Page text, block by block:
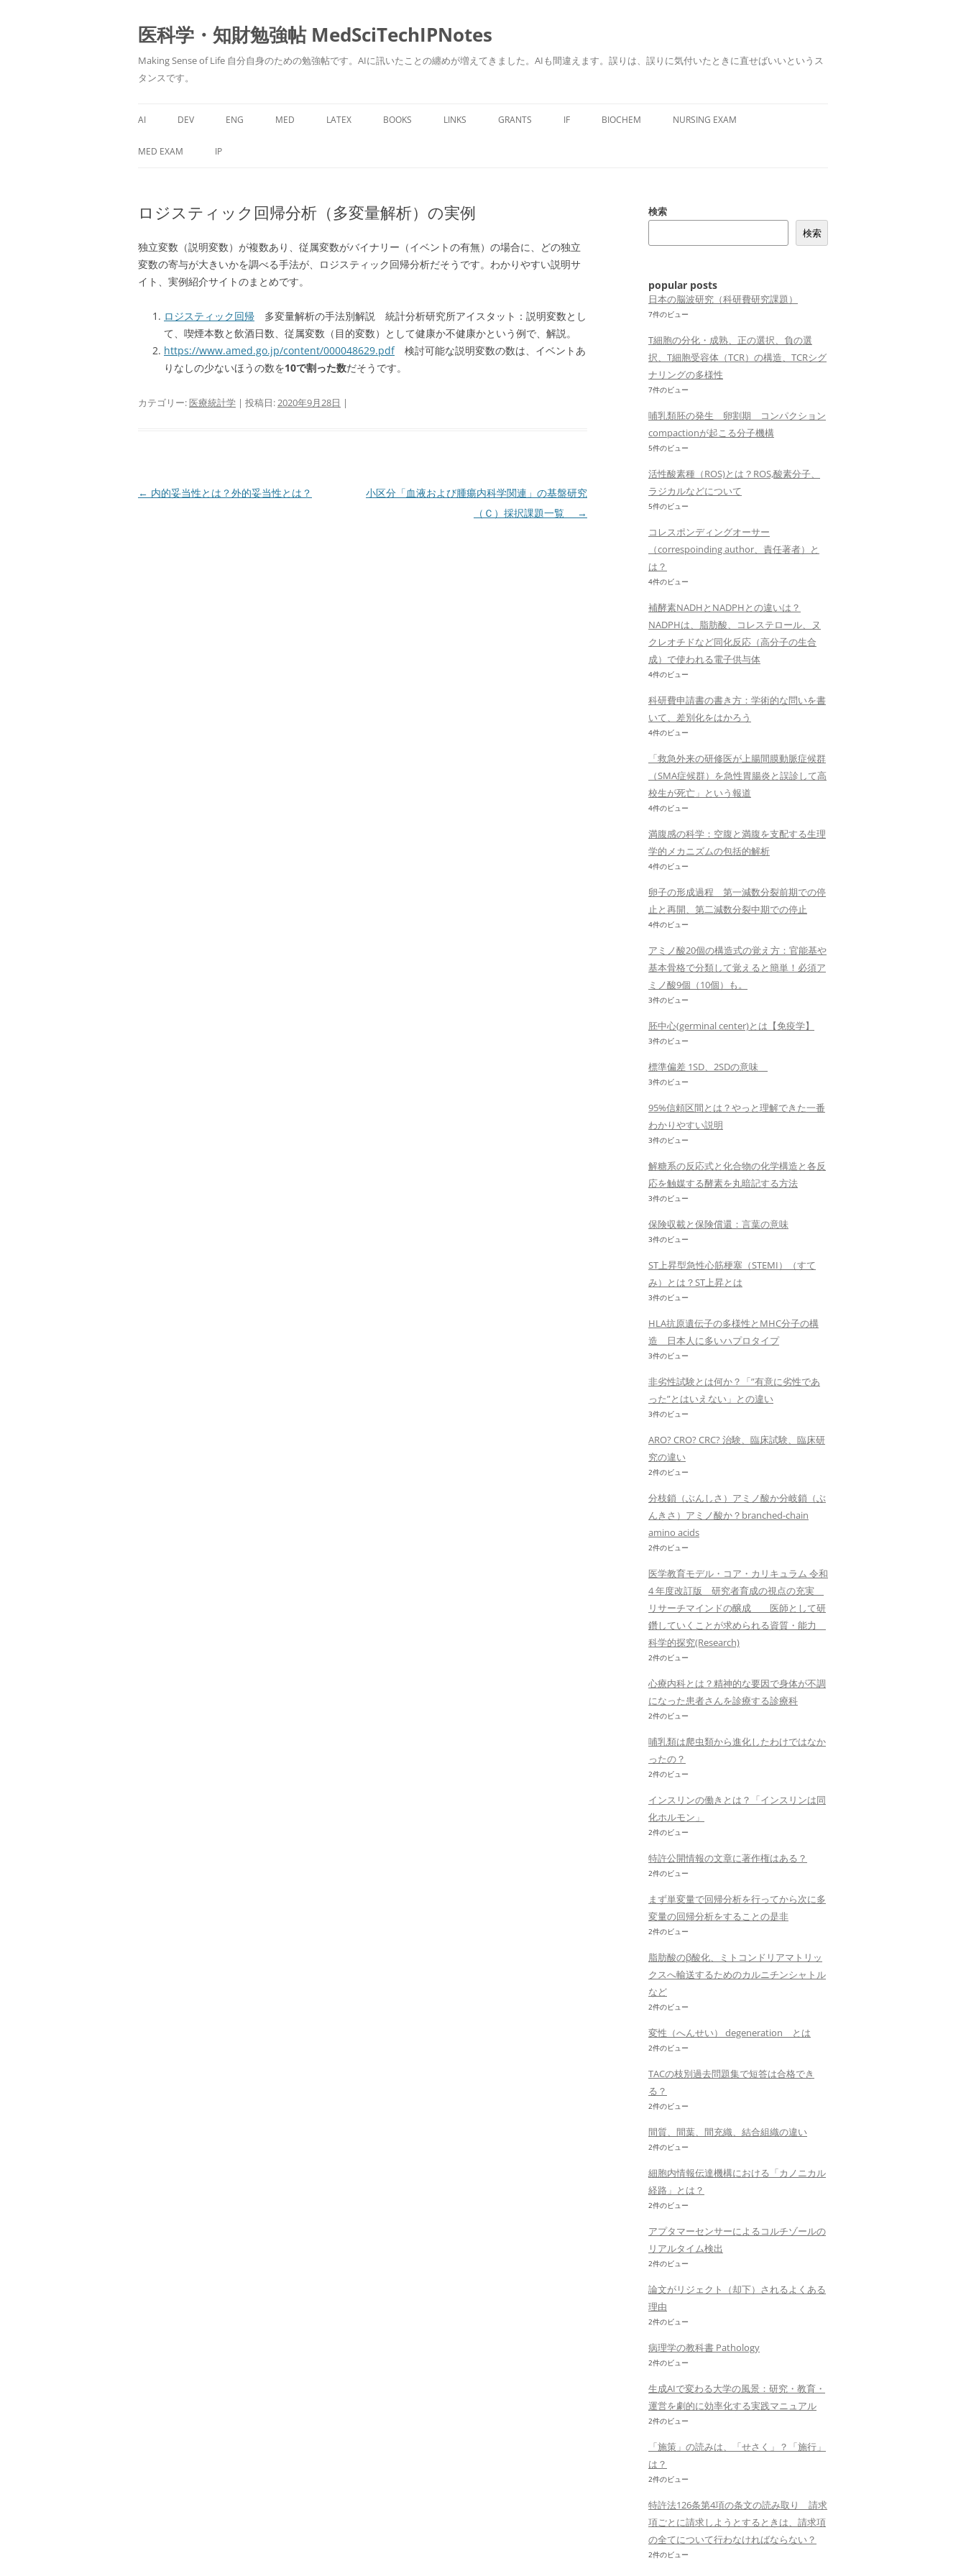
医科学・知財勉強帖 MedSciTechIPNotes
Making Sense of Life 自分自身のための勉強帖です。AIに訊いたことの纏めが増えてきました。AIも間違えます。誤りは、誤りに気付いたときに直せばいいというス
タンスです。
AI DEV ENG MED LATEX BOOKS LINKS GRANTS IF BIOCHEM NURSING EXAM
MED EXAM IP
ロジスティック回帰分析（多変量解析）の実例
独立変数（説明変数）が複数あり、従属変数がバイナリー（イベントの有無）の場合に、どの独立
変数の寄与が大きいかを調べる手法が、ロジスティック回帰分析だそうです。わかりやすい説明サ
イト、実例紹介サイトのまとめです。
ロジスティック回帰 多変量解析の手法別解説 統計分析研究所アイスタット：説明変数とし
て、喫煙本数と飲酒日数、従属変数（目的変数）として健康か不健康かという例で、解説。
https://www.amed.go.jp/content/000048629.pdf検討可能な説明変数の数は、イベントあ
りなしの少ないほうの数を10で割った数だそうです。
カテゴリー:医療統計学 | 投稿日:2020年9月28日 |
投
← 内的妥当性とは？外的妥当性とは？
小区分「血液および腫瘍内科学関連」の基盤研究
（Ｃ）採択課題一覧
→
検索
検索
popular posts
日本の脳波研究（科研費研究課題）
7件のビュー
T細胞の分化・成熟、正の選択、負の選
択、T細胞受容体（TCR）の構造、TCRシグ
ナリングの多様性
7件のビュー
哺乳類胚の発生 卵割期 コンパクション
compactionが起こる分子機構
5件のビュー
活性酸素種（ROS)とは？ROS,酸素分子、
ラジカルなどについて
5件のビュー
コレスポンディングオーサー
（correspoinding author、責任著者）と
は？
4件のビュー
補酵素NADHとNADPHとの違いは？
NADPHは、脂肪酸、コレステロール、ヌ
クレオチドなど同化反応（高分子の生合
成）で使われる電子供与体
4件のビュー
科研費申請書の書き方：学術的な問いを書
いて、差別化をはかろう
4件のビュー
「救急外来の研修医が上腸間膜動脈症候群
（SMA症候群）を急性胃腸炎と誤診して高
校生が死亡」という報道
4件のビュー
満腹感の科学：空腹と満腹を支配する生理
学的メカニズムの包括的解析
4件のビュー
卵子の形成過程 第一減数分裂前期での停
止と再開、第二減数分裂中期での停止
4件のビュー
アミノ酸20個の構造式の覚え方：官能基や
基本骨格で分類して覚えると簡単！必須ア
ミノ酸9個（10個）も。
3件のビュー
胚中心(germinal center)とは【免疫学】
3件のビュー
標準偏差 1SD、2SDの意味
3件のビュー
95%信頼区間とは？やっと理解できた一番
わかりやすい説明
3件のビュー
解糖系の反応式と化合物の化学構造と各反
応を触媒する酵素を丸暗記する方法
3件のビュー
保険収載と保険償還：言葉の意味
3件のビュー
ST上昇型急性心筋梗塞（STEMI）（すて
み）とは？ST上昇とは
3件のビュー
HLA抗原遺伝子の多様性とMHC分子の構
造 日本人に多いハプロタイプ
3件のビュー
非劣性試験とは何か？「”有意に劣性であ
った”とはいえない」との違い
3件のビュー
ARO? CRO? CRC? 治験、臨床試験、臨床研
究の違い
2件のビュー
分枝鎖（ぶんしさ）アミノ酸か分岐鎖（ぶ
んきさ）アミノ酸か？branched-chain
amino acids
2件のビュー
医学教育モデル・コア・カリキュラム 令和
4 年度改訂版 研究者育成の視点の充実
リサーチマインドの醸成 医師として研
鑽していくことが求められる資質・能力
科学的探究(Research)
2件のビュー
心療内科とは？精神的な要因で身体が不調
になった患者さんを診療する診療科
2件のビュー
哺乳類は爬虫類から進化したわけではなか
ったの？
2件のビュー
インスリンの働きとは？「インスリンは同
化ホルモン」
2件のビュー
特許公開情報の文章に著作権はある？
2件のビュー
まず単変量で回帰分析を行ってから次に多
変量の回帰分析をすることの是非
2件のビュー
脂肪酸のβ酸化、ミトコンドリアマトリッ
クスへ輸送するためのカルニチンシャトル
など
2件のビュー
変性（へんせい） degeneration とは
2件のビュー
TACの枝別過去問題集で短答は合格でき
る？
2件のビュー
間質、間葉、間充織、結合組織の違い
2件のビュー
細胞内情報伝達機構における「カノニカル
経路」とは？
2件のビュー
アプタマーセンサーによるコルチゾールの
リアルタイム検出
2件のビュー
論文がリジェクト（却下）されるよくある
理由
2件のビュー
病理学の教科書 Pathology
2件のビュー
生成AIで変わる大学の風景：研究・教育・
運営を劇的に効率化する実践マニュアル
2件のビュー
「施策」の読みは、「せさく」？「施行」
は？
2件のビュー
特許法126条第4項の条文の読み取り 請求
項ごとに請求しようとするときは、請求項
の全てについて行わなければならない？
2件のビュー